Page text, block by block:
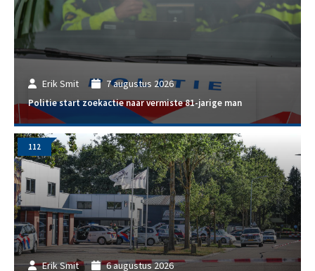
Erik Smit 7 augustus 2026
Politie start zoekactie naar vermiste 81-jarige man
Erik Smit 6 augustus 2026
112